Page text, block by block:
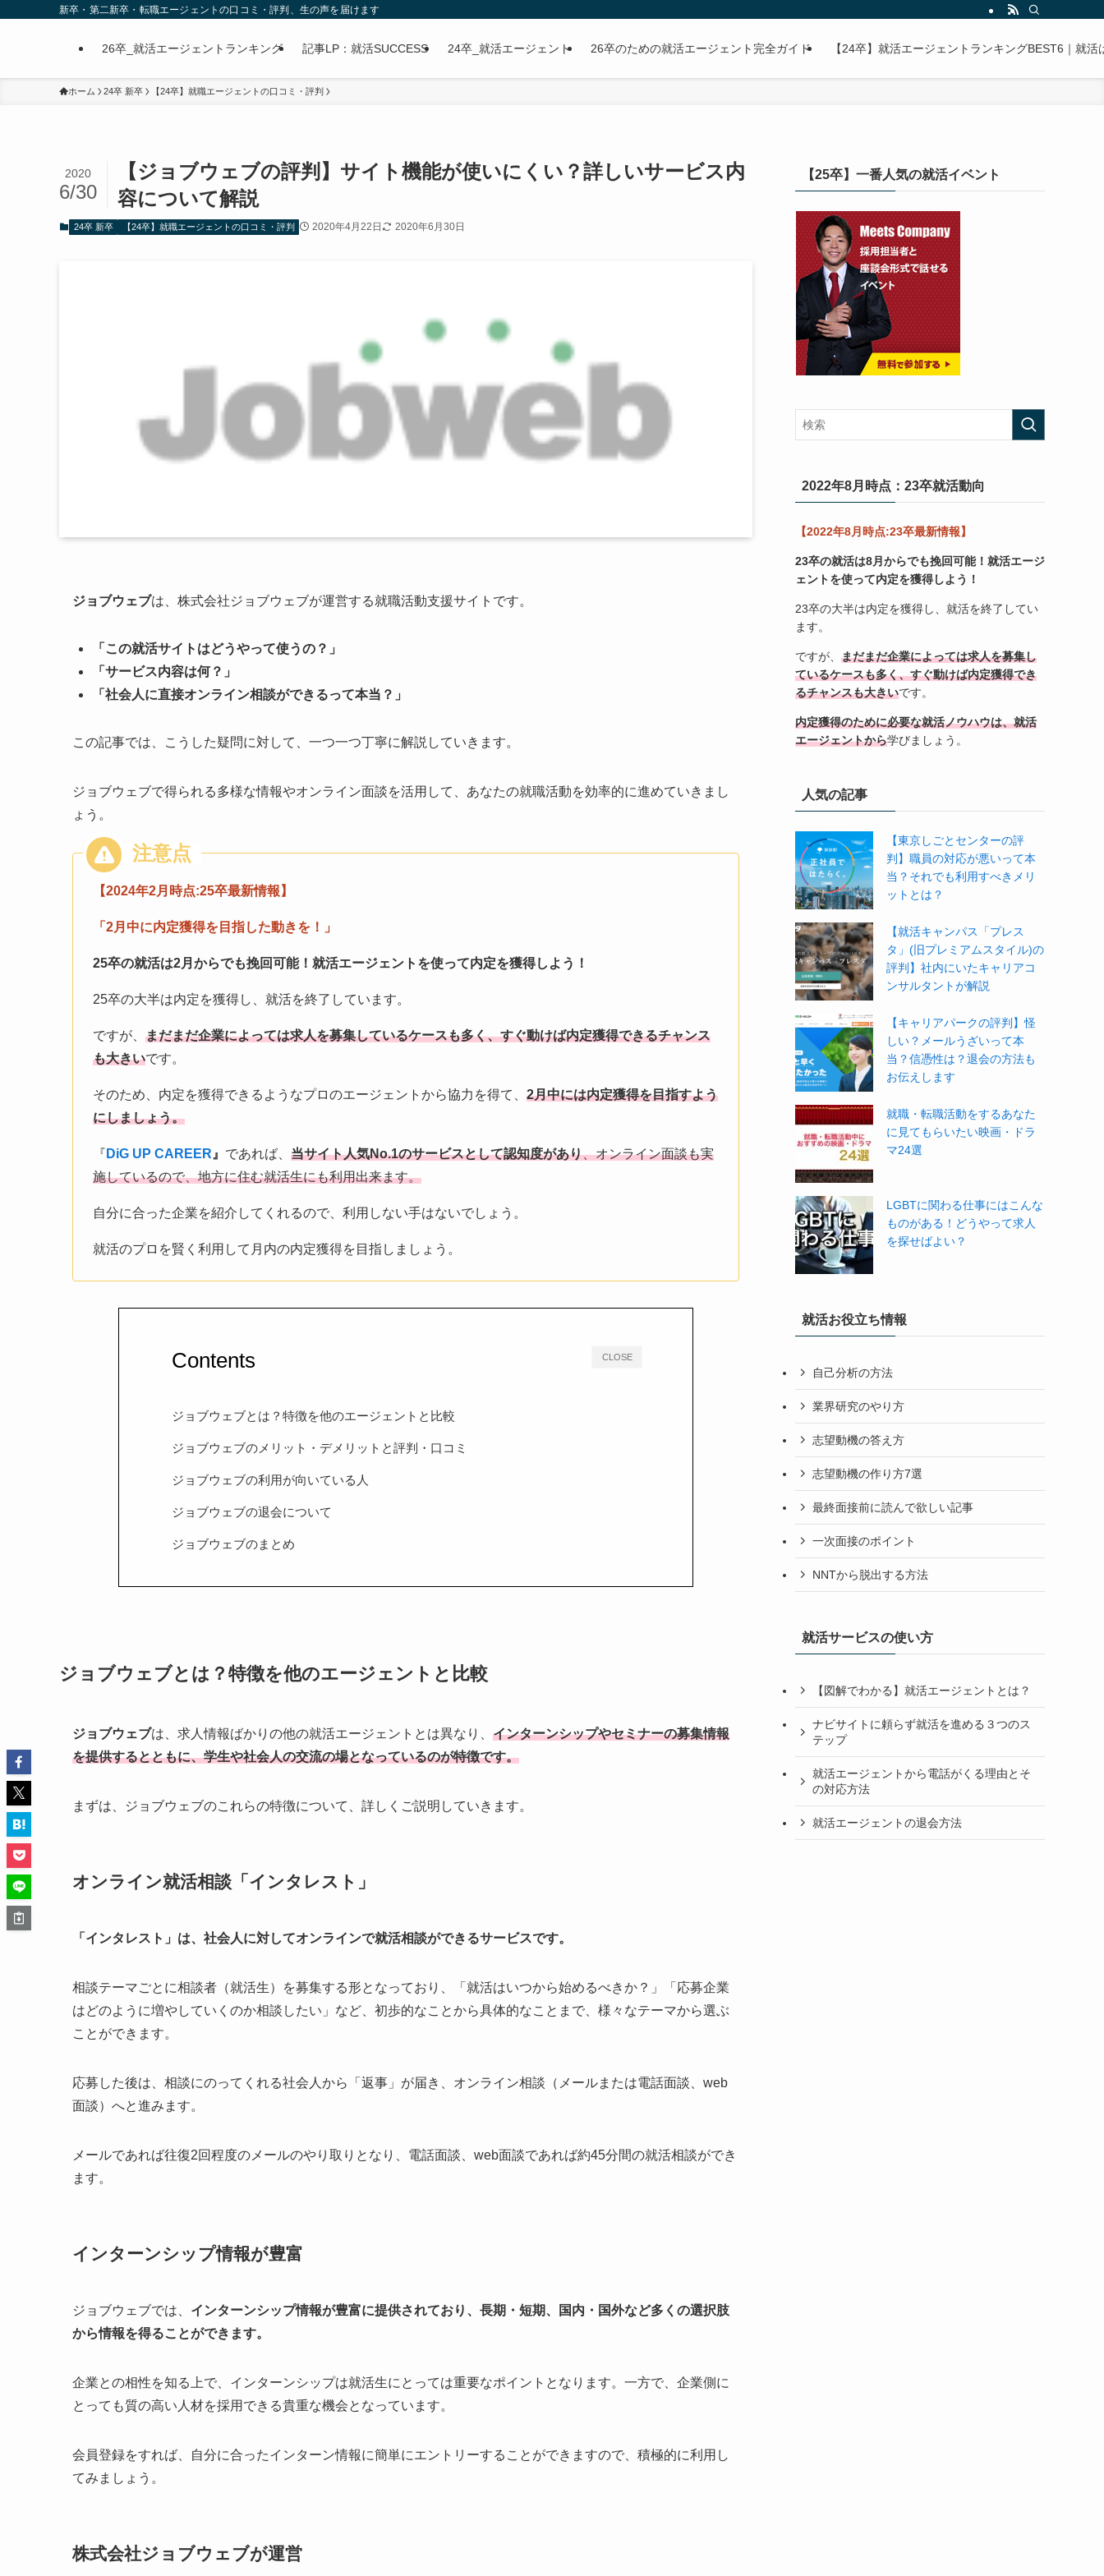
新卒・第二新卒・転職エージェントの口コミ・評判、生の声を届けます
26卒_就活エージェントランキング 記事LP：就活SUCCESS 24卒_就活エージェント 26卒のための就活エージェント完全ガイド 【24卒】就活エージェントランキングBEST6｜就
ホーム 24卒 新卒 【24卒】就職エージェントの口コミ・評判
【ジョブウェブの評判】サイト機能が使いにくい？詳しいサービス内
容について解説
2020
6/30
24卒 新卒 【24卒】就職エージェントの口コミ・評判 2020年4月22日 2020年6月30日
ジョブウェブは、株式会社ジョブウェブが運営する就職活動支援サイトです。
「この就活サイトはどうやって使うの？」
「サービス内容は何？」
「社会人に直接オンライン相談ができるって本当？」
この記事では、こうした疑問に対して、一つ一つ丁寧に解説していきます。
ジョブウェブで得られる多様な情報やオンライン面談を活用して、あなたの就職活動を効率的に進めていきまし
ょう。
【2024年2月時点:25卒最新情報】
「2月中に内定獲得を目指した動きを！」
25卒の就活は2月からでも挽回可能！ 就活エージェントを使って内定を獲得しよう！
25卒の大半は内定を獲得し、就活を終了しています。
ですが、 まだまだ企業によっては求人を募集しているケースも多く、すぐ動けば内定獲得できるチャンス
も大きいです。
そのため、内定を獲得できるようなプロのエージェントから協力を得て、 2月中には内定獲得を目指すよう
にしましょう。
『 DiG UP CAREER 』 であれば、 当サイト人気No.1のサービスとして認知度があり、オンライン面談も実
施しているので、地方に住む就活生にも利用出来ます。
自分に合った企業を紹介してくれるので、利用しない手はないでしょう。
就活のプロを賢く利用して月内の内定獲得を目指しましょう。
CLOSE
Contents
ジョブウェブとは？特徴を他のエージェントと比較
ジョブウェブのメリット・デメリットと評判・口コミ
ジョブウェブの利用が向いている人
ジョブウェブの退会について
ジョブウェブのまとめ
ジョブウェブとは？特徴を他のエージェントと比較
ジョブウェブは、求人情報ばかりの他の就活エージェントとは異なり、 インターンシップやセミナーの募集情報
を提供するとともに、学生や社会人の交流の場となっているのが特徴です。
まずは、ジョブウェブのこれらの特徴について、詳しくご説明していきます。
オンライン就活相談「インタレスト」
「インタレスト」は、社会人に対してオンラインで就活相談ができるサービスです。
相談テーマごとに相談者（就活生）を募集する形となっており、「就活はいつから始めるべきか？」「応募企業
はどのように増やしていくのか相談したい」など、初歩的なことから具体的なことまで、様々なテーマから選ぶ
ことができます。
応募した後は、相談にのってくれる社会人から「返事」が届き、オンライン相談（メールまたは電話面談、web
面談）へと進みます。
メールであれば往復2回程度のメールのやり取りとなり、電話面談、web面談であれば約45分間の就活相談ができ
ます。
インターンシップ情報が豊富
ジョブウェブでは、 インターンシップ情報が豊富に提供されており、長期・短期、国内・国外など多くの選択肢
から情報を得ることができます。
企業との相性を知る上で、インターンシップは就活生にとっては重要なポイントとなります。一方で、企業側に
とっても質の高い人材を採用できる貴重な機会となっています。
会員登録をすれば、自分に合ったインターン情報に簡単にエントリーすることができますので、積極的に利用し
てみましょう。
株式会社ジョブウェブが運営
【25卒】一番人気の就活イベント
2022年8月時点：23卒就活動向
【2022年8月時点:23卒最新情報】
23卒の就活は8月からでも挽回可能！ 就活エージ
ェントを使って内定を獲得しよう！
23卒の大半は内定を獲得し、就活を終了してい
ます。
ですが、 まだまだ企業によっては求人を募集し
ているケースも多く、すぐ動けば内定獲得でき
るチャンスも大きいです。
内定獲得のために必要な就活ノウハウは、就活
エージェントから学びましょう。
人気の記事
【東京しごとセンターの評
判】職員の対応が悪いって本
当？それでも利用すべきメリ
ットとは？
【就活キャンパス「プレス
タ」(旧プレミアムスタイル)の
評判】社内にいたキャリアコ
ンサルタントが解説
【キャリアパークの評判】怪
しい？メールうざいって本
当？信憑性は？退会の方法も
お伝えします
就職・転職活動をするあなた
に見てもらいたい映画・ドラ
マ24選
LGBTに関わる仕事にはこんな
ものがある！どうやって求人
を探せばよい？
就活お役立ち情報
自己分析の方法
業界研究のやり方
志望動機の答え方
志望動機の作り方7選
最終面接前に読んで欲しい記事
一次面接のポイント
NNTから脱出する方法
就活サービスの使い方
【図解でわかる】就活エージェントとは？
ナビサイトに頼らず就活を進める３つのス
テップ
就活エージェントから電話がくる理由とそ
の対応方法
就活エージェントの退会方法